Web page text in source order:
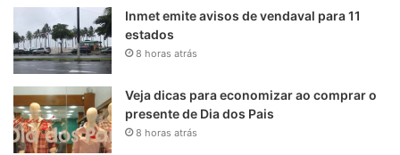
Inmet emite avisos de vendaval para 11
estados
8 horas atrás
Veja dicas para economizar ao comprar o
presente de Dia dos Pais
8 horas atrás